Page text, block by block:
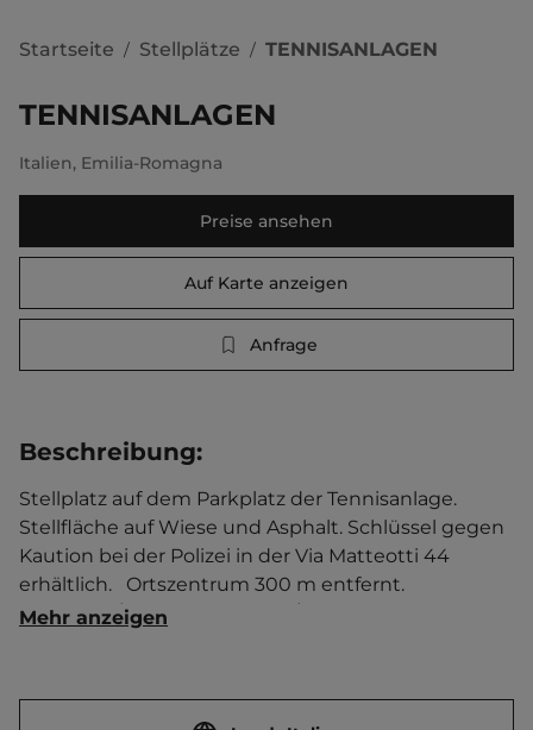
Startseite / Stellplätze / TENNISANLAGEN
TENNISANLAGEN
Italien, Emilia-Romagna
Preise ansehen
Auf Karte anzeigen
Anfrage
Beschreibung:
Stellplatz auf dem Parkplatz der Tennisanlage.
Stellfläche auf Wiese und Asphalt. Schlüssel gegen
Kaution bei der Polizei in der Via Matteotti 44
erhältlich.   Ortszentrum 300 m entfernt.
Touristen-/Dauerstellplätze 3/0.
Mehr anzeigen